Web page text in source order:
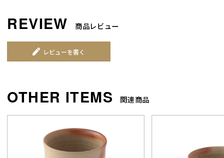
商品レビュー
レビューを書く
関連商品